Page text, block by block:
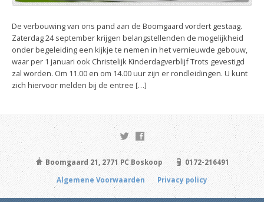
De verbouwing van ons pand aan de Boomgaard vordert gestaag.
Zaterdag 24 september krijgen belangstellenden de mogelijkheid
onder begeleiding een kijkje te nemen in het vernieuwde gebouw,
waar per 1 januari ook Christelijk Kinderdagverblijf Trots gevestigd
zal worden. Om 11.00 en om 14.00 uur zijn er rondleidingen. U kunt
zich hiervoor melden bij de entree […]
Boomgaard 21, 2771 PC Boskoop
0172-216491
Algemene Voorwaarden
Privacy policy